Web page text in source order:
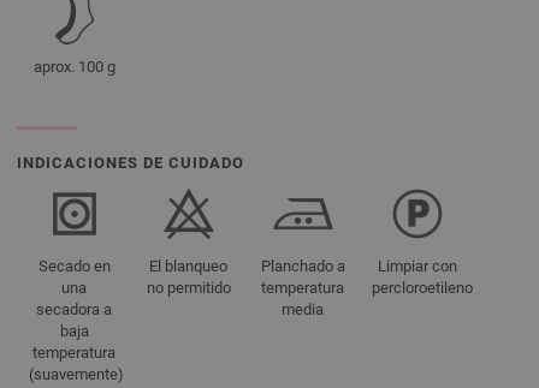
aprox. 100 g
INDICACIONES DE CUIDADO
Secado en
una
secadora a
baja
temperatura
(suavemente)
El blanqueo
no permitido
Planchado a
temperatura
media
Limpiar con
percloroetileno